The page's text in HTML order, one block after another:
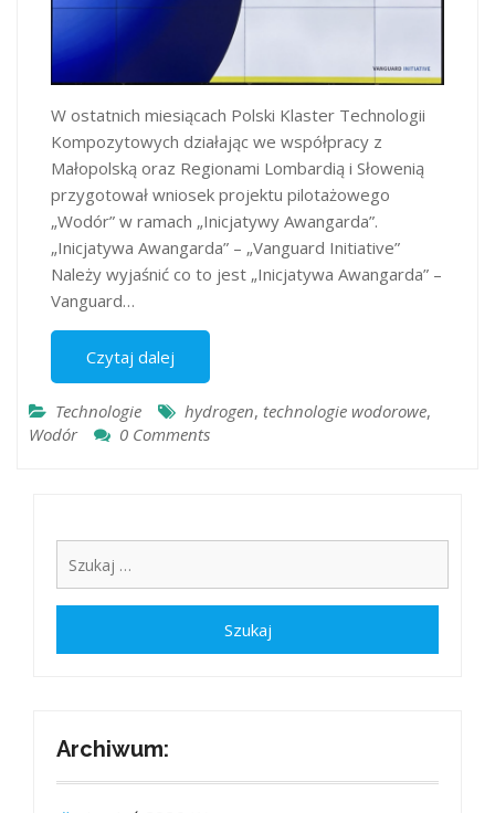
W ostatnich miesiącach Polski Klaster Technologii
Kompozytowych działając we współpracy z
Małopolską oraz Regionami Lombardią i Słowenią
przygotował wniosek projektu pilotażowego
„Wodór” w ramach „Inicjatywy Awangarda”.
„Inicjatywa Awangarda” – „Vanguard Initiative”
Należy wyjaśnić co to jest „Inicjatywa Awangarda” –
Vanguard…
Czytaj dalej
Technologie hydrogen, technologie wodorowe,
Wodór
0 Comments
Archiwum: